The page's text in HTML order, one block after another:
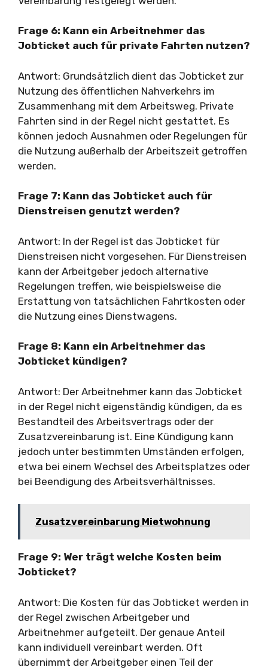
Frage 6: Kann ein Arbeitnehmer das
Jobticket auch für private Fahrten nutzen?
Antwort: Grundsätzlich dient das Jobticket zur
Nutzung des öffentlichen Nahverkehrs im
Zusammenhang mit dem Arbeitsweg. Private
Fahrten sind in der Regel nicht gestattet. Es
können jedoch Ausnahmen oder Regelungen für
die Nutzung außerhalb der Arbeitszeit getroffen
werden.
Frage 7: Kann das Jobticket auch für
Dienstreisen genutzt werden?
Antwort: In der Regel ist das Jobticket für
Dienstreisen nicht vorgesehen. Für Dienstreisen
kann der Arbeitgeber jedoch alternative
Regelungen treffen, wie beispielsweise die
Erstattung von tatsächlichen Fahrtkosten oder
die Nutzung eines Dienstwagens.
Frage 8: Kann ein Arbeitnehmer das
Jobticket kündigen?
Antwort: Der Arbeitnehmer kann das Jobticket
in der Regel nicht eigenständig kündigen, da es
Bestandteil des Arbeitsvertrags oder der
Zusatzvereinbarung ist. Eine Kündigung kann
jedoch unter bestimmten Umständen erfolgen,
etwa bei einem Wechsel des Arbeitsplatzes oder
bei Beendigung des Arbeitsverhältnisses.
Zusatzvereinbarung Mietwohnung
Frage 9: Wer trägt welche Kosten beim
Jobticket?
Antwort: Die Kosten für das Jobticket werden in
der Regel zwischen Arbeitgeber und
Arbeitnehmer aufgeteilt. Der genaue Anteil
kann individuell vereinbart werden. Oft
übernimmt der Arbeitgeber einen Teil der